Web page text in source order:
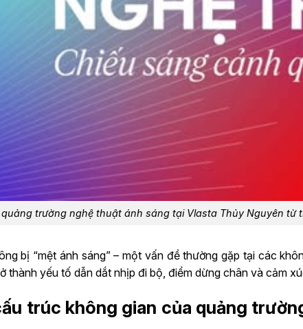
trường nghệ thuật ánh sáng tại Vlasta Thủy Nguyên từ
bị “mệt ánh sáng” – một vấn đề thường gặp tại các
yếu tố dẫn dắt nhịp đi bộ, điểm dừng chân và cảm
trúc không gian của quảng